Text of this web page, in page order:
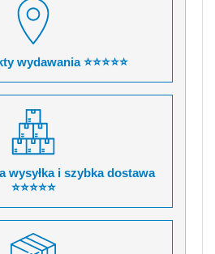
wydawania ⭐⭐⭐⭐⭐
wysyłka i szybka dostawa
⭐⭐⭐⭐⭐